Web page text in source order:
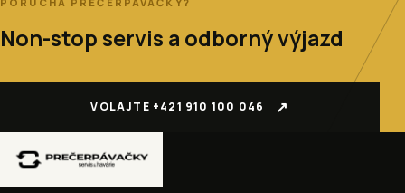
Non-stop servis a odborný výjazd
VOLAJTE +421 910 100 046